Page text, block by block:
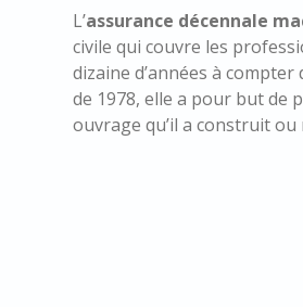
L’assurance décennale
civile qui couvre les
dizaine d’années à
de 1978, elle a pour but de
ouvrage qu’il a construit ou